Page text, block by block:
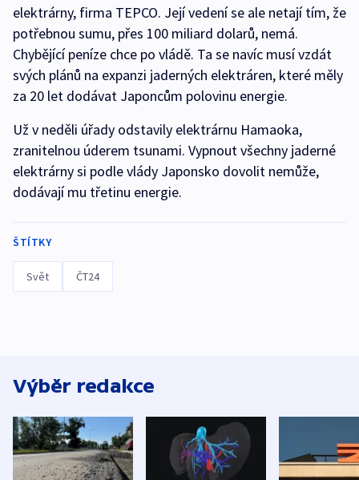
elektrárny, firma TEPCO. Její vedení se ale netají tím, že
potřebnou sumu, přes 100 miliard dolarů, nemá.
Chybějící peníze chce po vládě. Ta se navíc musí vzdát
svých plánů na expanzi jaderných elektráren, které měly
za 20 let dodávat Japoncům polovinu energie.
Už v neděli úřady odstavily elektrárnu Hamaoka,
zranitelnou úderem tsunami. Vypnout všechny jaderné
elektrárny si podle vlády Japonsko dovolit nemůže,
dodávají mu třetinu energie.
ŠTÍTKY
Svět ČT24
Výběr redakce